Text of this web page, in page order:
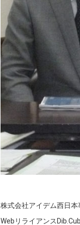
株式会社アイデム西日本
Webリライアンス